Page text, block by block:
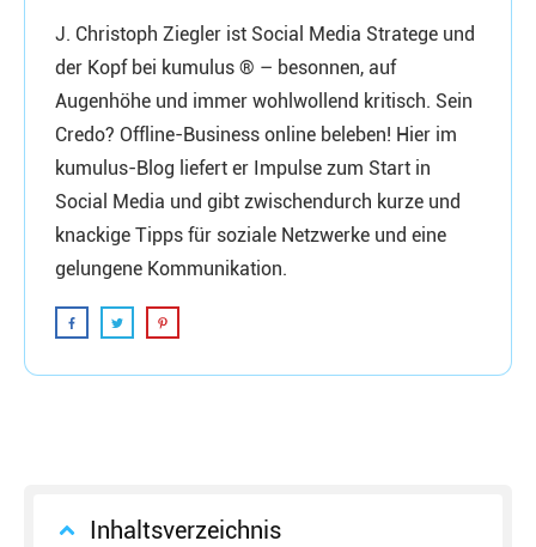
J. Christoph Ziegler ist Social Media Stratege und
der Kopf bei kumulus ® – besonnen, auf
Augenhöhe und immer wohlwollend kritisch. Sein
Credo? Offline-Business online beleben! Hier im
kumulus-Blog liefert er Impulse zum Start in
Social Media und gibt zwischendurch kurze und
knackige Tipps für soziale Netzwerke und eine
gelungene Kommunikation.
Inhaltsverzeichnis